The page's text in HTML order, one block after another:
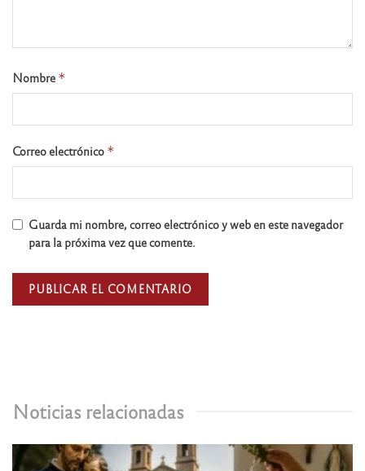
Noticias relacionadas
Nombre *
Correo electrónico *
Guarda mi nombre, correo electrónico y web en este navegador
para la próxima vez que comente.